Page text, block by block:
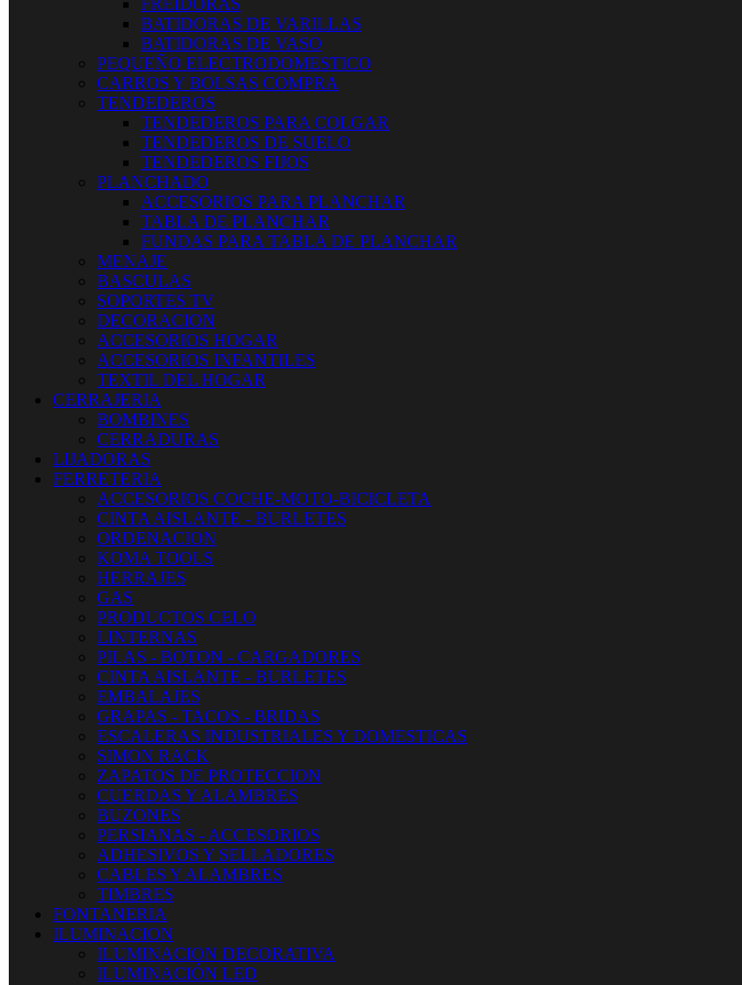
FREIDORAS
BATIDORAS DE VARILLAS
BATIDORAS DE VASO
PEQUEÑO ELECTRODOMESTICO
CARROS Y BOLSAS COMPRA
TENDEDEROS
TENDEDEROS PARA COLGAR
TENDEDEROS DE SUELO
TENDEDEROS FIJOS
PLANCHADO
ACCESORIOS PARA PLANCHAR
TABLA DE PLANCHAR
FUNDAS PARA TABLA DE PLANCHAR
MENAJE
BASCULAS
SOPORTES TV
DECORACION
ACCESORIOS HOGAR
ACCESORIOS INFANTILES
TEXTIL DEL HOGAR
CERRAJERIA
BOMBINES
CERRADURAS
LIJADORAS
FERRETERIA
ACCESORIOS COCHE-MOTO-BICICLETA
CINTA AISLANTE - BURLETES
ORDENACION
KOMA TOOLS
HERRAJES
GAS
PRODUCTOS CELO
LINTERNAS
PILAS - BOTON - CARGADORES
CINTA AISLANTE - BURLETES
EMBALAJES
GRAPAS - TACOS - BRIDAS
ESCALERAS INDUSTRIALES Y DOMESTICAS
SIMON RACK
ZAPATOS DE PROTECCION
CUERDAS Y ALAMBRES
BUZONES
PERSIANAS - ACCESORIOS
ADHESIVOS Y SELLADORES
CABLES Y ALAMBRES
TIMBRES
FONTANERIA
ILUMINACION
ILUMINACION DECORATIVA
ILUMINACIÓN LED